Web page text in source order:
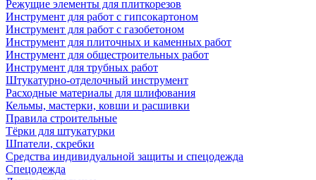
Режущие элементы для плиткорезов
Инструмент для работ с гипсокартоном
Инструмент для работ с газобетоном
Инструмент для плиточных и каменных работ
Инструмент для общестроительных работ
Инструмент для трубных работ
Штукатурно-отделочный инструмент
Расходные материалы для шлифования
Кельмы, мастерки, ковши и расшивки
Правила строительные
Тёрки для штукатурки
Шпатели, скребки
Средства индивидуальной защиты и спецодежда
Спецодежда